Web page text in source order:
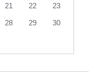
21 22 23
28 29 30